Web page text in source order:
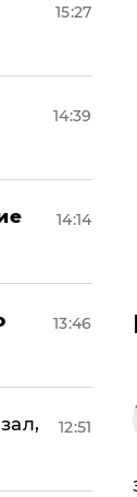
15:27
14:39
14:14
13:46
12:51